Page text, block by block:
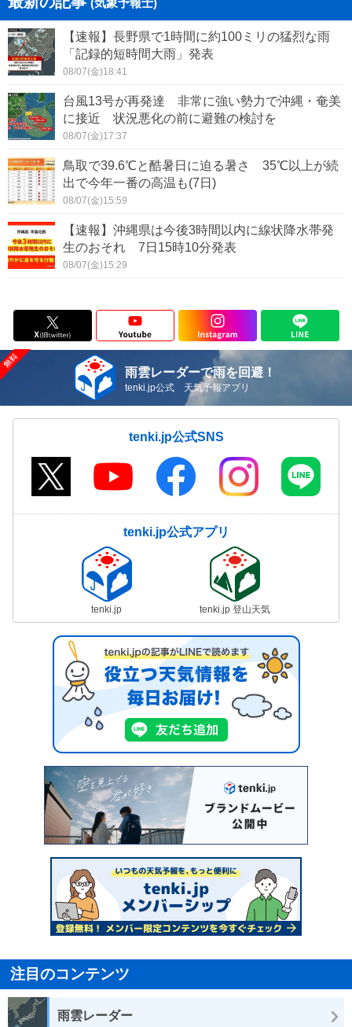
(気象予報士)
【速報】長野県で1時間に約100ミリの猛烈な雨
「記録的短時間大雨」発表
08/07(金)18:41
台風13号が再発達 非常に強い勢力で沖縄・奄美
に接近 状況悪化の前に避難の検討を
08/07(金)17:37
鳥取で39.6℃と酷暑日に迫る暑さ 35℃以上が続
出で今年一番の高温も(7日)
08/07(金)15:59
【速報】沖縄県は今後3時間以内に線状降水帯発
生のおそれ 7日15時10分発表
08/07(金)15:29
雨雲レーダーで雨を回避！
tenki.jp公式 天気予報アプリ
tenki.jp公式SNS
tenki.jp公式アプリ
tenki.jp tenki.jp 登山天気
注目のコンテンツ
雨雲レーダー